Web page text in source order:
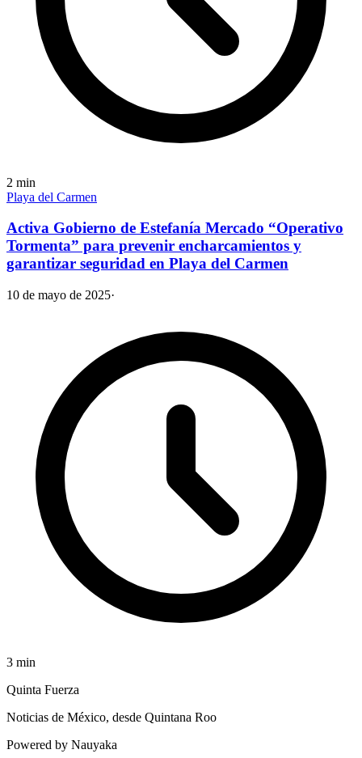
2 min
Playa del Carmen
Activa Gobierno de Estefanía Mercado “Operativo
Tormenta” para prevenir encharcamientos y
garantizar seguridad en Playa del Carmen
10 de mayo de 2025·
3 min
Quinta Fuerza
Noticias de México, desde Quintana Roo
Powered by Nauyaka